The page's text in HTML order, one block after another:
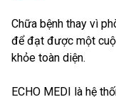
Chữa bệnh thay vì
để đạt được một
khỏe toàn diện.
ECHO MEDI là hệ